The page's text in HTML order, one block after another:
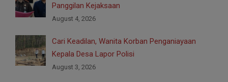
Panggilan Kejaksaan
August 4, 2026
Cari Keadilan, Wanita Korban Penganiayaan
Kepala Desa Lapor Polisi
August 3, 2026